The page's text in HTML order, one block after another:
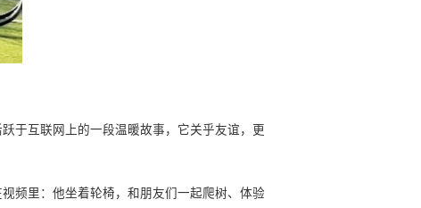
于互联网上的一段温暖故事，它关乎友谊，更
频里：他坐着轮椅，和朋友们一起爬树、体验